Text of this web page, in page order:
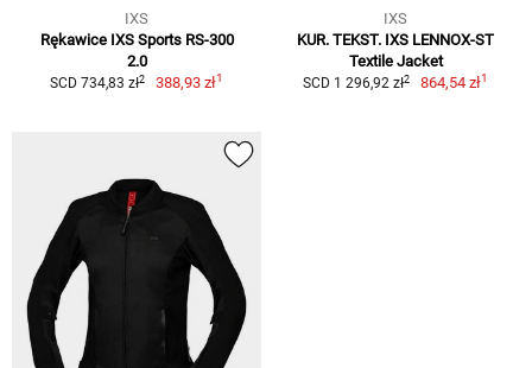
IXS
Rękawice IXS Sports RS-300
2.0
SCD 734,83 zł2 388,93 zł1
IXS
KUR. TEKST. IXS LENNOX-ST
Textile Jacket
SCD 1 296,92 zł2 864,54 zł1